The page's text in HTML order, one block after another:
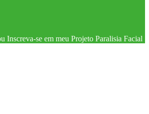
Inscreva-se em meu Projeto Paralisia Facial